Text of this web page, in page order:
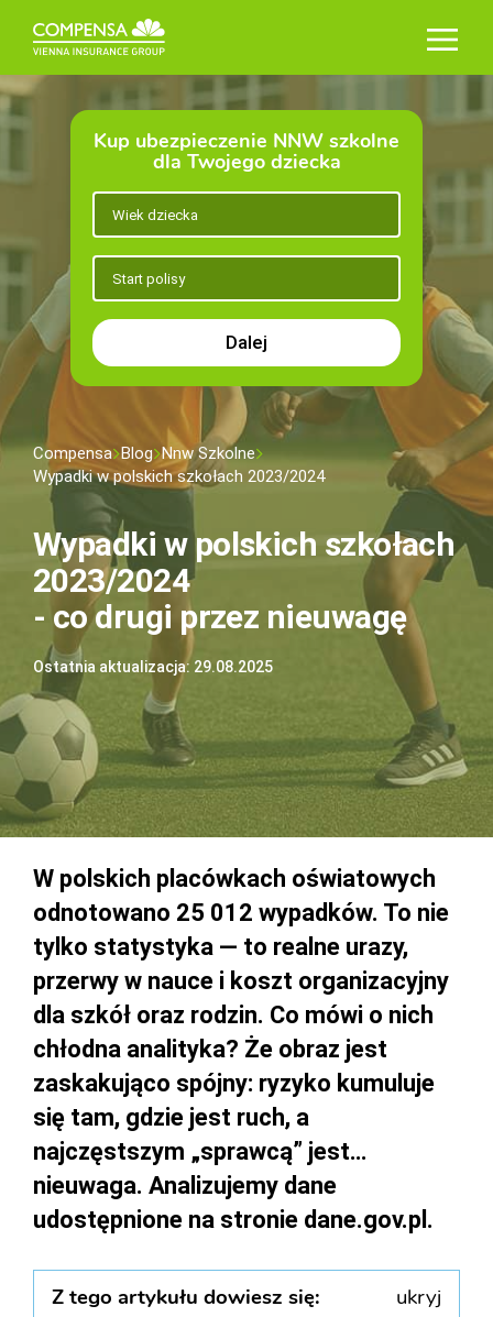
Kup ubezpieczenie NNW szkolne
dla Twojego dziecka
Dalej
Compensa Blog Nnw Szkolne
Wypadki w polskich szkołach 2023/2024
Wypadki w polskich szkołach
2023/2024
- co drugi przez nieuwagę
Ostatnia aktualizacja: 29.08.2025
W polskich placówkach oświatowych
odnotowano 25 012 wypadków. To nie
tylko statystyka — to realne urazy,
przerwy w nauce i koszt organizacyjny
dla szkół oraz rodzin. Co mówi o nich
chłodna analityka? Że obraz jest
zaskakująco spójny: ryzyko kumuluje
się tam, gdzie jest ruch, a
najczęstszym „sprawcą” jest…
nieuwaga. Analizujemy dane
udostępnione na stronie dane.gov.pl.
Z tego artykułu dowiesz się: ukryj